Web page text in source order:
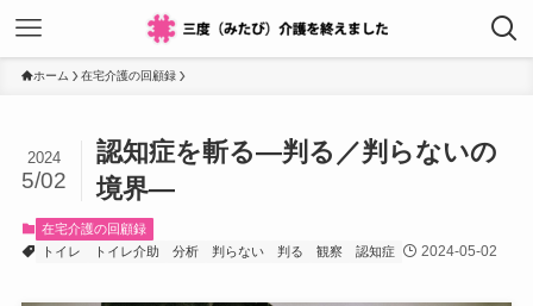
ホーム 在宅介護の回顧録
認知症を斬る―判る／判らないの
境界―
2024
5/02
在宅介護の回顧録
トイレ
トイレ介助 分析 判らない 判る 観察 認知症 2024-05-02